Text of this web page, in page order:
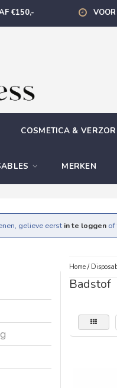
€150,-
COSMETICA &
MERKEN
gelieve eerst in te loggen of
Home/
Badstof